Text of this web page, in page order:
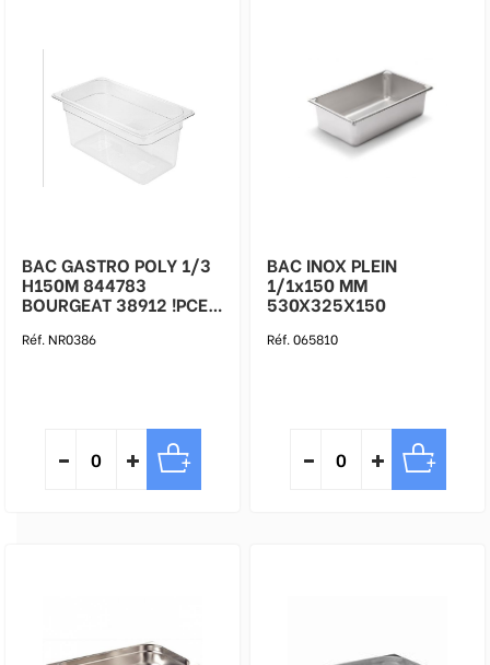
BAC GASTRO POLY 1/3
H150M 844783
BOURGEAT 38912 !PCE
Réf. NR0386
BAC INOX PLEIN
1/1x150 MM
530X325X150
Réf. 065810